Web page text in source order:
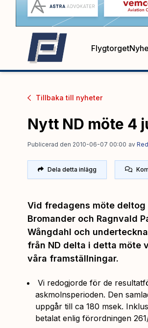
Flygtorget
Tillbaka till nyheter
Nytt ND möte 4
Publicerad den 2010-06-07 00:00 av
Dela detta inlägg
Vid fredagens möte
Bromander och Ragnvald
Wångdahl och
från ND delta i detta möte
våra framställningar.
Vi redogjorde för de
askmolnsperioden. Den
uppgår till ca 180 msek.
betalat enlig förordningen